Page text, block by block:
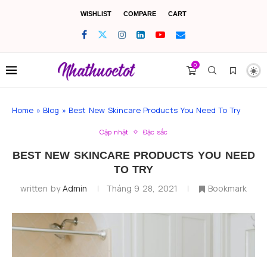
WISHLIST COMPARE CART
0
Home »Blog »Best New Skincare Products You Need To Try
Cập nhật Đặc sắc
BEST NEW SKINCARE PRODUCTS YOU NEED
TO TRY
written byAdmin Tháng 9 28, 2021 Bookmark